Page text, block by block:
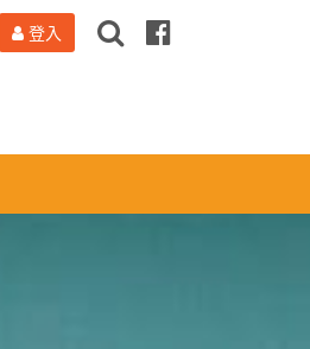
登入
搜 Facebook